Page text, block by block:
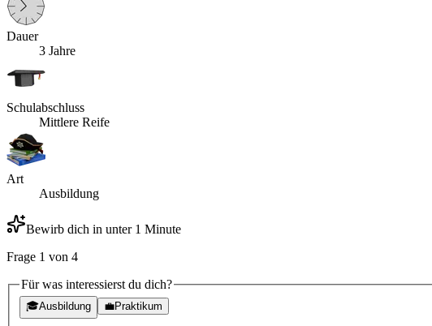
Dauer
3 Jahre
Schulabschluss
Mittlere Reife
Art
Ausbildung
Bewirb dich in unter 1 Minute
Frage 1 von 4
Für was interessierst du dich?
🎓Ausbildung 💼Praktikum